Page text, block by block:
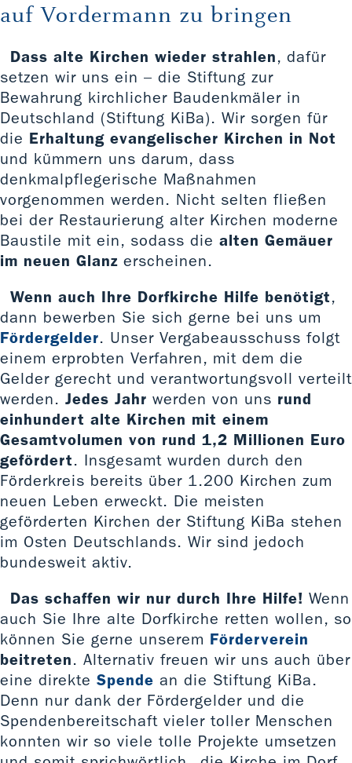
auf Vordermann zu bringen
Dass alte Kirchen wieder strahlen, dafür
setzen wir uns ein – die Stiftung zur
Bewahrung kirchlicher Baudenkmäler in
Deutschland (Stiftung KiBa). Wir sorgen für
die Erhaltung evangelischer Kirchen in Not
und kümmern uns darum, dass
denkmalpflegerische Maßnahmen
vorgenommen werden. Nicht selten fließen
bei der Restaurierung alter Kirchen moderne
Baustile mit ein, sodass die alten Gemäuer
im neuen Glanz erscheinen.
Wenn auch Ihre Dorfkirche Hilfe benötigt,
dann bewerben Sie sich gerne bei uns um
Fördergelder. Unser Vergabeausschuss folgt
einem erprobten Verfahren, mit dem die
Gelder gerecht und verantwortungsvoll verteilt
werden. Jedes Jahr werden von uns rund
einhundert alte Kirchen mit einem
Gesamtvolumen von rund 1,2 Millionen Euro
gefördert. Insgesamt wurden durch den
Förderkreis bereits über 1.200 Kirchen zum
neuen Leben erweckt. Die meisten
geförderten Kirchen der Stiftung KiBa stehen
im Osten Deutschlands. Wir sind jedoch
bundesweit aktiv.
Das schaffen wir nur durch Ihre Hilfe! Wenn
auch Sie Ihre alte Dorfkirche retten wollen, so
können Sie gerne unserem Förderverein
beitreten. Alternativ freuen wir uns auch über
eine direkte Spende an die Stiftung KiBa.
Denn nur dank der Fördergelder und die
Spendenbereitschaft vieler toller Menschen
konnten wir so viele tolle Projekte umsetzen